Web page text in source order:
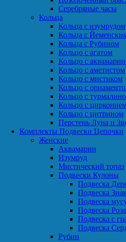
Серебряные часы
Кольца
Кольца с изумрудом
Кольца с
Кольца с Рубином
Кольцо с агатом
Кольцо с
Кольцо с аметистом
Кольцо с мистиком
Кольцо с
Кольцо с
Кольцо с
Кольцо с цитрином
Перстень Луна и
Комплекты Подвески Цепочки
Женские
Аквамарин
Изумруд
Мистический топаз
Подвески Кулоны
Подвеска
Подвеска
Подвеска
Подвеска Роза
Подвеска с
Подвеска
Рубин